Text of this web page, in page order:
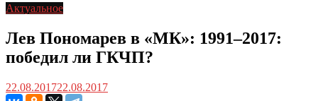
Актуальное
Лев Пономарев в «МК»: 1991–2017:
победил ли ГКЧП?
22.08.201722.08.2017